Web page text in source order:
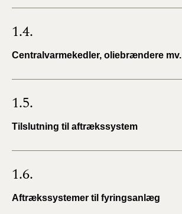
BR18 (1/1-4/7 2019)
BR18 (1/1-30/6
Tidligere BR (1961-
1.4.
Centralvarmekedler, oliebrændere mv.
1.5.
Tilslutning til aftrækssystem
1.6.
Aftrækssystemer til fyringsanlæg